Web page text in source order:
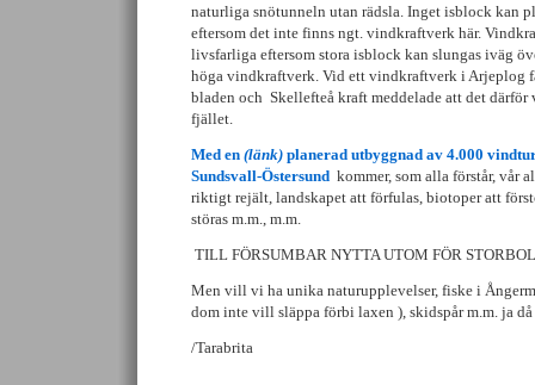
naturliga snötunneln utan rädsla. Inget isblock kan
eftersom det inte finns ngt. vindkraftverk här.
livsfarliga eftersom stora isblock kan slungas iväg
höga vindkraftverk. Vid ett vindkraftverk i Arjeplog
bladen och Skellefteå kraft meddelade att det
fjället.
Med en (länk) planerad utbyggnad av 4.000
Sundsvall-Östersund kommer, som alla förstår, vår
riktigt rejält, landskapet att förfulas, biotoper att
störas m.m., m.m.
TILL FÖRSUMBAR NYTTA UTOM FÖR
Men vill vi ha unika naturupplevelser, fiske i
dom inte vill släppa förbi laxen ), skidspår m.m. ja
/Tarabrita